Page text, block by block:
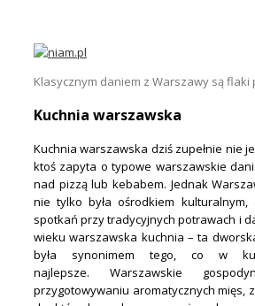
Klasycznym daniem z Warszawy są flaki
Kuchnia warszawska
Kuchnia warszawska dziś zupełnie nie
ktoś zapyta o typowe warszawskie
nad pizzą lub kebabem. Jednak
nie tylko była ośrodkiem kulturalnym,
spotkań przy tradycyjnych potrawach i
wieku warszawska kuchnia – ta
była synonimem tego, co w
najlepsze. Warszawskie
przygotowywaniu aromatycznych mięs,